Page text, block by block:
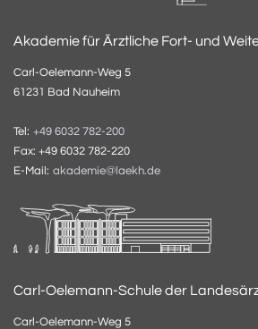
Akademie für Ärztliche Fort- und
Carl-Oelemann-Weg 5
61231 Bad Nauheim
Tel: +49 6032 782-200
Fax: +49 6032 782-220
E-Mail: akademie@laekh.de
Carl-Oelemann-Schule der
Carl-Oelemann-Weg 5